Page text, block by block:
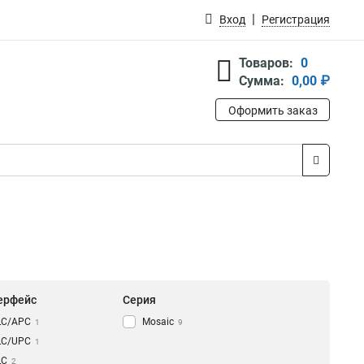
Вход Регистрация
Товаров: 0
Сумма: 0,00 ₽
Оформить заказ
APC 1
UPC 1
2
Серия
Mosaic 9